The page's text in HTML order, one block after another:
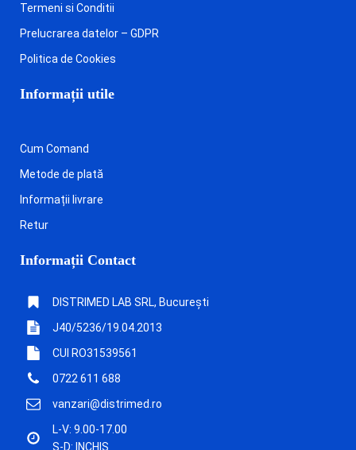
Termeni si Conditii
Prelucrarea datelor – GDPR
Politica de Cookies
Informații utile
Cum Comand
Metode de plată
Informații livrare
Retur
Informații Contact
DISTRIMED LAB SRL, București
J40/5236/19.04.2013
CUI RO31539561
0722 611 688
vanzari@distrimed.ro
L-V: 9.00-17.00
S-D: INCHIS